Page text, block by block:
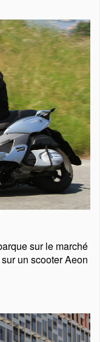
sur le marché
un scooter Aeon